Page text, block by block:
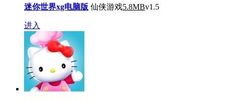
迷你世界xg电脑版 仙侠游戏5.8MBv1.5
进入